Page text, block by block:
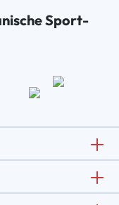
Sport-